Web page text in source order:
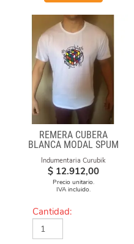
REMERA CUBERA
BLANCA MODAL SPUM
CUBO CON FORMULAS
Indumentaria Curubik
$ 12.912,00
Precio unitario.
IVA incluido.
Cantidad: